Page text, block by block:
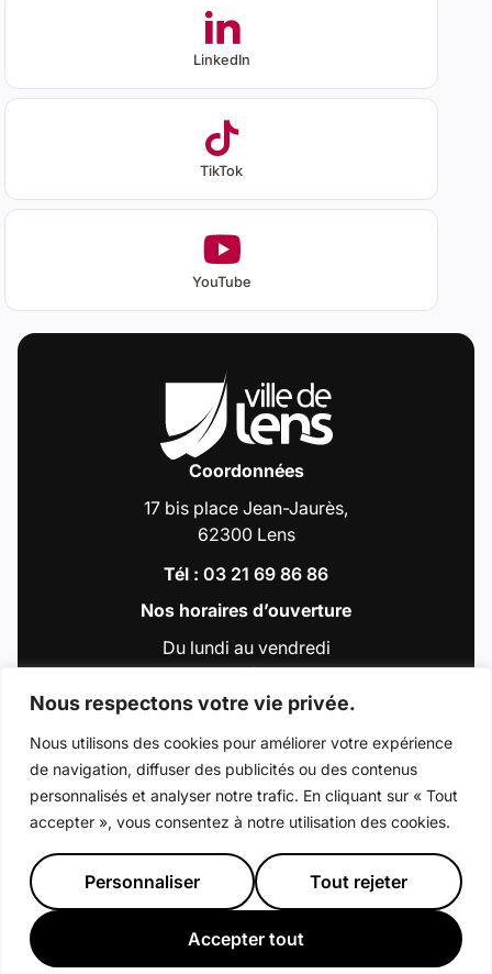
Nous respectons votre vie privée.
Nous utilisons des cookies pour améliorer votre expérience
de navigation, diffuser des publicités ou des contenus
personnalisés et analyser notre trafic. En cliquant sur « Tout
accepter », vous consentez à notre utilisation des cookies.
Personnaliser Tout rejeter
Accepter tout
LinkedIn
TikTok
YouTube
Coordonnées
17 bis place Jean-Jaurès,
62300 Lens
Tél : 03 21 69 86 86
Nos horaires d’ouverture
Du lundi au vendredi
de 9h00 à 12h30
et de 13h30 à 18h00
Accéder au compte : Facebook (Lien
Accéder au compte : Instagram (Lien
Accéder au compte : Linkedin
Accéder au compte :
Accéder au compte :
Déclaration d’accessibilité
Préférence de consentement
Crédits : La Jungle